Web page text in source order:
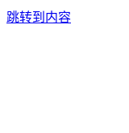
跳转到内容